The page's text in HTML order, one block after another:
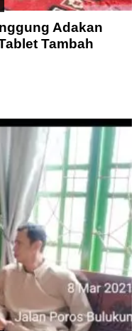
Adakan
Tambah